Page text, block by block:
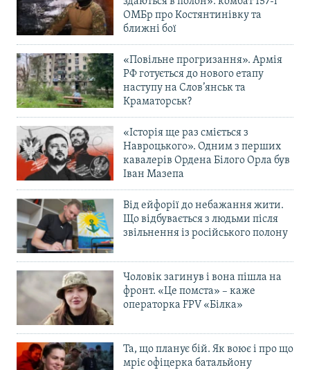
ОМБр про Костянтинівку та
ближні бої
«Повільне прогризання». Армія
РФ готується до нового етапу
наступу на Слов’янськ та
Краматорськ?
«Історія ще раз сміється з
Навроцького». Одним з перших
кавалерів Ордена Білого Орла був
Іван Мазепа
Від ейфорії до небажання жити.
Що відбувається з людьми після
звільнення із російського полону
Чоловік загинув і вона пішла на
фронт. «Це помста» – каже
операторка FPV «Білка»
Та, що планує бій. Як воює і про що
мріє офіцерка батальйону